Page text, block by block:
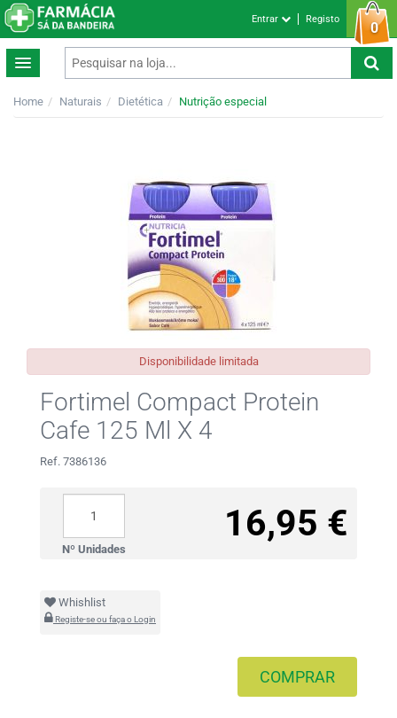
0
Entrar Registo
Home Naturais Dietética Nutrição especial
Disponibilidade limitada
Fortimel Compact Protein
Cafe 125 Ml X 4
Ref. 7386136
16,95 €
Nº Unidades
Whishlist
Registe-se ou faça o Login
COMPRAR